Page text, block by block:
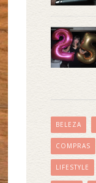
BELEZA
COMPRAS
LIFESTYLE